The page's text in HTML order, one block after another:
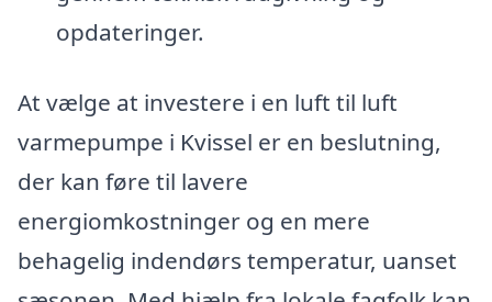
opdateringer.
At vælge at investere i en luft til luft
varmepumpe i Kvissel er en beslutning,
der kan føre til lavere
energiomkostninger og en mere
behagelig indendørs temperatur, uanset